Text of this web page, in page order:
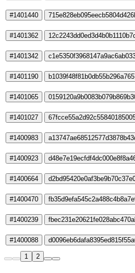
#1401440
#1401362
#1401342
#1401190
#1401065
#1401027
#1400983
#1400923
#1400664
#1400470
#1400239
#1400088
1 2